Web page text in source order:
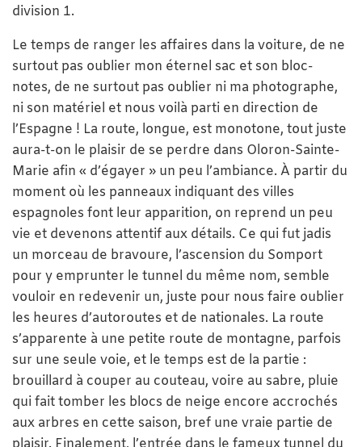
division 1.
Le temps de ranger les affaires dans la voiture, de ne
surtout pas oublier mon éternel sac et son bloc-
notes, de ne surtout pas oublier ni ma photographe,
ni son matériel et nous voilà parti en direction de
l’Espagne ! La route, longue, est monotone, tout juste
aura-t-on le plaisir de se perdre dans Oloron-Sainte-
Marie afin « d’égayer » un peu l’ambiance. À partir du
moment où les panneaux indiquant des villes
espagnoles font leur apparition, on reprend un peu
vie et devenons attentif aux détails. Ce qui fut jadis
un morceau de bravoure, l’ascension du Somport
pour y emprunter le tunnel du même nom, semble
vouloir en redevenir un, juste pour nous faire oublier
les heures d’autoroutes et de nationales. La route
s’apparente à une petite route de montagne, parfois
sur une seule voie, et le temps est de la partie :
brouillard à couper au couteau, voire au sabre, pluie
qui fait tomber les blocs de neige encore accrochés
aux arbres en cette saison, bref une vraie partie de